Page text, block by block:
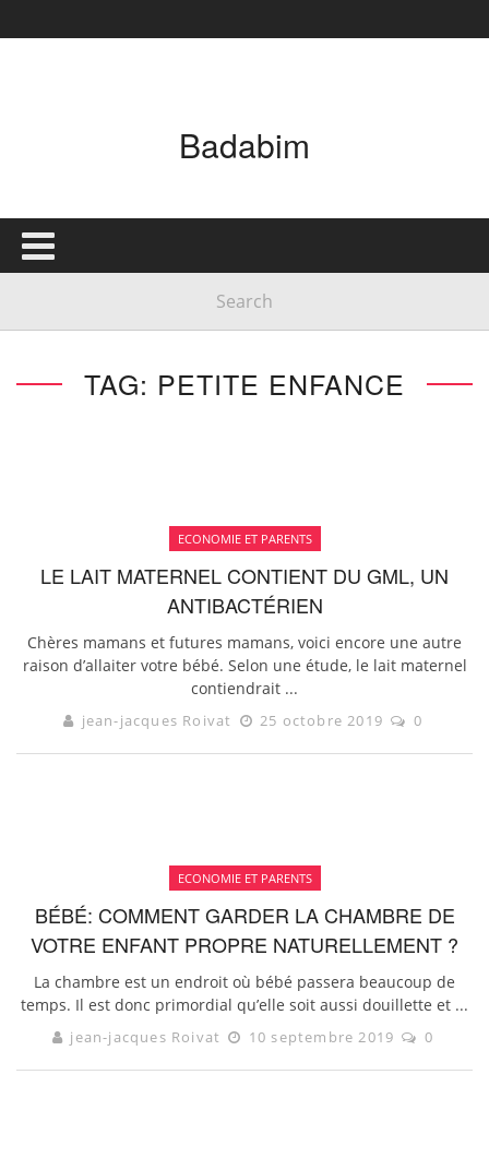
Badabim
TAG: PETITE ENFANCE
ECONOMIE ET PARENTS
LE LAIT MATERNEL CONTIENT DU GML, UN
ANTIBACTÉRIEN
Chères mamans et futures mamans, voici encore une autre
raison d’allaiter votre bébé. Selon une étude, le lait maternel
contiendrait ...
jean-jacques Roivat 25 octobre 2019 0
ECONOMIE ET PARENTS
BÉBÉ: COMMENT GARDER LA CHAMBRE DE
VOTRE ENFANT PROPRE NATURELLEMENT ?
La chambre est un endroit où bébé passera beaucoup de
temps. Il est donc primordial qu’elle soit aussi douillette et ...
jean-jacques Roivat 10 septembre 2019 0